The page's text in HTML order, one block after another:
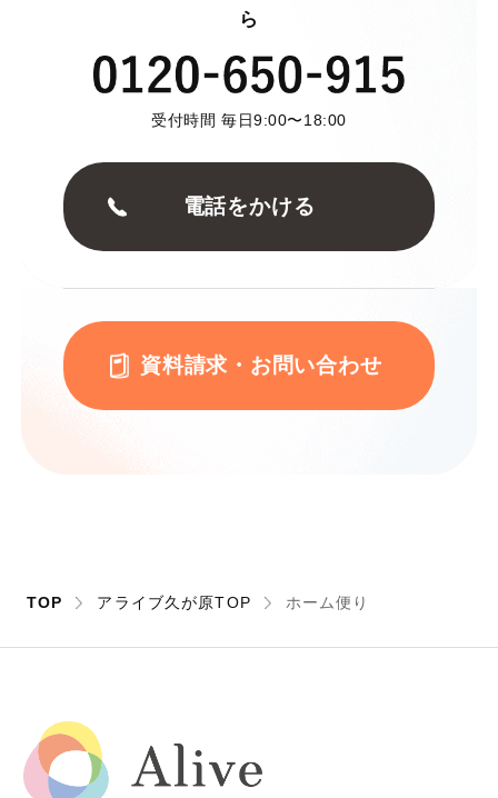
ら
受付時間 毎日9:00〜18:00
電話をかける
資料請求・お問い合わせ
TOP アライブ久が原TOP ホーム便り